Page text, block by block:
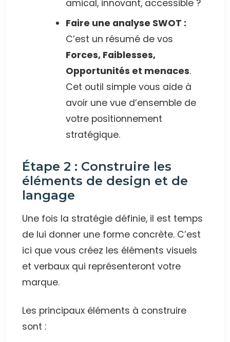
amical, innovant, accessible ?
Faire une analyse SWOT :
C’est un résumé de vos
Forces, Faiblesses,
Opportunités et menaces.
Cet outil simple vous aide à
avoir une vue d’ensemble de
votre positionnement
stratégique.
Étape 2 : Construire les
éléments de design et de
langage
Une fois la stratégie définie, il est temps
de lui donner une forme concrète. C’est
ici que vous créez les éléments visuels
et verbaux qui représenteront votre
marque.
Les principaux éléments à construire
sont :